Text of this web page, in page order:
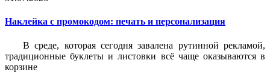
Наклейка c промокодом: печать и персонализация
В среде, которая сегодня завалена рутинной рекламой,
традиционные буклеты и листовки всё чаще оказываются в
корзине